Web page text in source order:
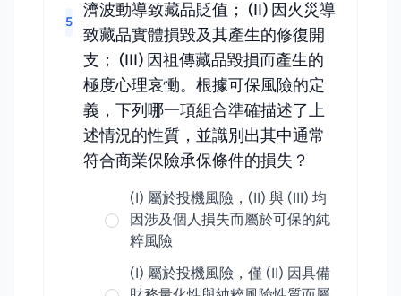
5
濟波動導致藏品貶值； (II) 因火災導
致藏品實體損毀及其產生的修復開
支； (III) 因祖傳藏品毀損而產生的
極度心理哀慟。根據可保風險的定
義，下列哪一項組合準確描述了上
述情況的性質，並識別出其中通常
符合商業保險承保條件的損失？
(I) 屬於投機風險，(II) 與 (III) 均
因涉及個人損失而屬於可保的純
粹風險
(I) 屬於投機風險，僅 (II) 因具備